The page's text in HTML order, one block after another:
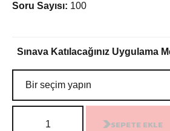
Soru Sayısı: 100
Sınava Katılacağınız Uygulama
SEPETE EKLE